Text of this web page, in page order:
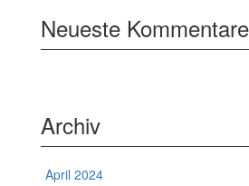
Neueste Kommentare
Archiv
April 2024